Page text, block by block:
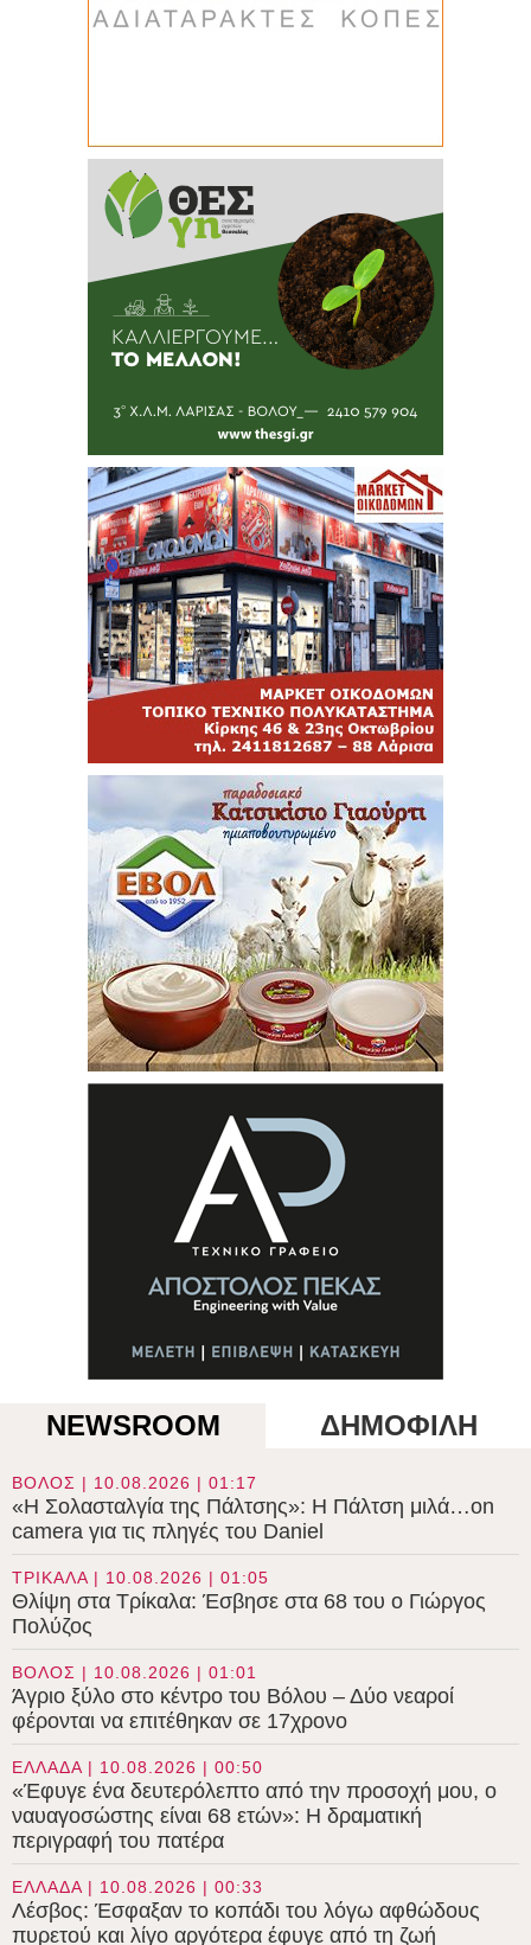
NEWSROOM ΔΗΜΟΦΙΛΗ
ΒΟΛΟΣ | 10.08.2026 | 01:17
«Η Σολασταλγία της Πάλτσης»: Η Πάλτση μιλά…on
camera για τις πληγές του Daniel
ΤΡΙΚΑΛΑ | 10.08.2026 | 01:05
Θλίψη στα Τρίκαλα: Έσβησε στα 68 του ο Γιώργος
Πολύζος
ΒΟΛΟΣ | 10.08.2026 | 01:01
Άγριο ξύλο στο κέντρο του Βόλου – Δύο νεαροί
φέρονται να επιτέθηκαν σε 17χρονο
ΕΛΛΑΔΑ | 10.08.2026 | 00:50
«Έφυγε ένα δευτερόλεπτο από την προσοχή μου, ο
ναυαγοσώστης είναι 68 ετών»: Η δραματική
περιγραφή του πατέρα
ΕΛΛΑΔΑ | 10.08.2026 | 00:33
Λέσβος: Έσφαξαν το κοπάδι του λόγω αφθώδους
πυρετού και λίγο αργότερα έφυγε από τη ζωή